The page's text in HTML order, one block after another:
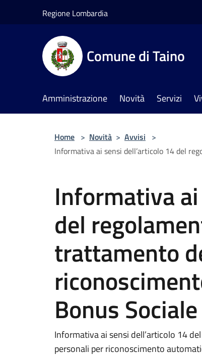
Regione Lombardia
Comune di Taino
Amministrazione Novità Servizi
Home > Novità > Avvisi >
Informativa ai sensi dell’articolo 14 del
Informativa
del
trattamento
Bonus
Informativa ai sensi dell’articolo 14
personali per riconoscimento